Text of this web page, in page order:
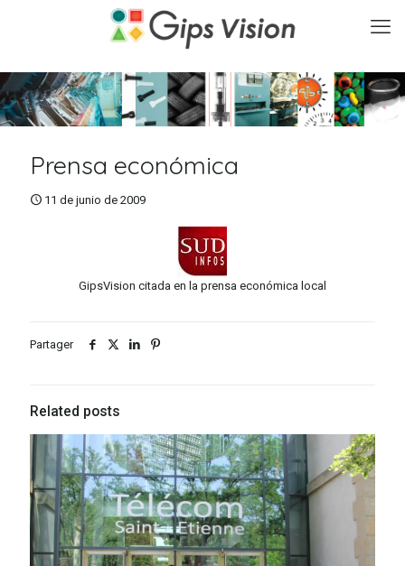
Prensa económica
11 de junio de 2009
GipsVision citada en la prensa económica local
Partager
Related posts